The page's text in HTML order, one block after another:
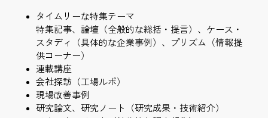
タイムリーな特集テーマ
特集記事、論壇（全般的な総括・提言）、ケース・
スタディ（具体的な企業事例）、プリズム（情報提
供コーナー）
連載講座
会社探訪（工場ルポ）
現場改善事例
研究論文、研究ノート（研究成果・技術紹介）